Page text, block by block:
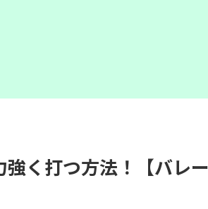
く打つ方法！【バレー